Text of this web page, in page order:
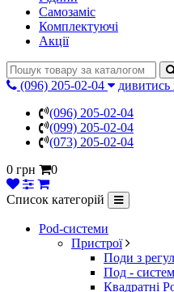
Самозаміс
Комплектуючі
Акції
(096) 205-02-04
дивитись
(096) 205-02-04
(099) 205-02-04
(073) 205-02-04
0 грн
0
Список категорій
Pod-системи
Пристрої
Поди з
Под -
Квадратні